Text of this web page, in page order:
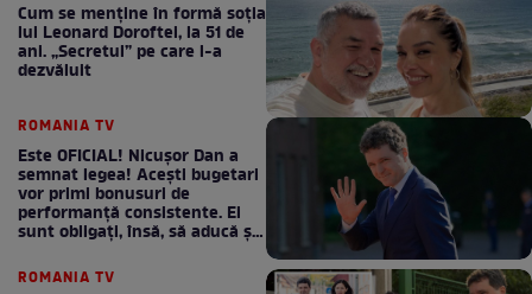
Cum se menţine în formă soţia
lui Leonard Doroftei, la 51 de
ani. „Secretul” pe care l-a
dezvăluit
ROMANIA TV
Este OFICIAL! Nicușor Dan a
semnat legea! Acești bugetari
vor primi bonusuri de
performanță consistente. Ei
sunt obligați, însă, să aducă și
ROMANIA TV